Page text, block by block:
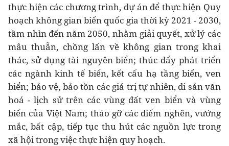
thực hiện các chương trình, dự án để thực hiện Quy
hoạch không gian biển quốc gia thời kỳ 2021 - 2030,
tầm nhìn đến năm 2050, nhằm giải quyết, xử lý các
mâu thuẫn, chồng lấn về không gian trong khai
thác, sử dụng tài nguyên biển; thúc đẩy phát triển
các ngành kinh tế biển, kết cấu hạ tầng biển, ven
biển; bảo vệ, bảo tồn các giá trị tự nhiên, di sản văn
hoá - lịch sử trên các vùng đất ven biển và vùng
biển của Việt Nam; tháo gỡ các điểm nghẽn, vướng
mắc, bất cập, tiếp tục thu hút các nguồn lực trong
xã hội trong việc thực hiện quy hoạch.